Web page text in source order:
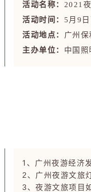
活动名称： 2021
活动时间： 5月9
活动地点： 广州
主办单位： 中国照
1、广州夜游经济
2、广州夜游文旅
3、夜游文旅项目